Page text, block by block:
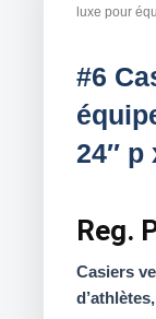
luxe pour
#6
24″ p
Reg.
Casiers